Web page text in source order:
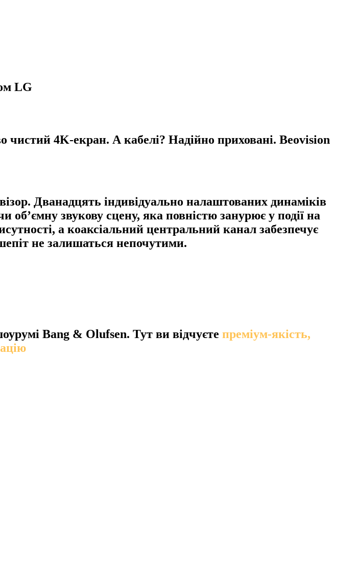
LG
4K-екран. А кабелі? Надійно приховані. Beovision
Дванадцять індивідуально налаштованих динаміків
звукову сцену, яка повністю занурює у події на
а коаксіальний центральний канал забезпечує
не залишаться непочутими.
Bang & Olufsen. Тут ви відчуєте преміум-якість,